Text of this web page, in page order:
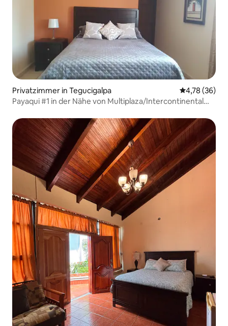
Privatzimmer in Tegucigalpa
4,78 (36)
Payaqui #1 in der Nähe von Multiplaza/Intercontinental